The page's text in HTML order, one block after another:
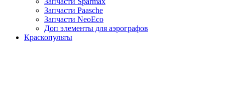
Запчасти Paasche
Запчасти NeoEco
Доп элементы для аэрографов
Краскопульты